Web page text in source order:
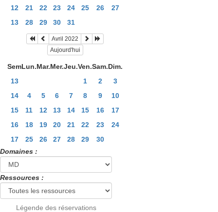
12
21 22 23 24 25 26
27
13
28 29 30 31
Avril 2022
Aujourd'hui
SemLun.Mar.Mer.Jeu.Ven.Sam.Dim.
13
1 2
3
14
4 5 6 7 8 9
10
15
11 12 13 14 15 16
17
16
18 19 20 21 22 23
24
17
25 26 27 28 29
30
Domaines :
Ressources :
Légende des réservations